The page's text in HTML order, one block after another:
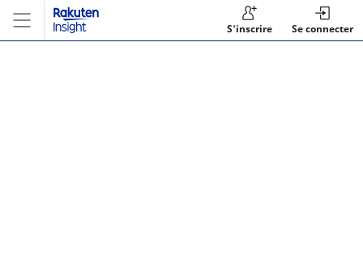
S'inscrire Se connecter